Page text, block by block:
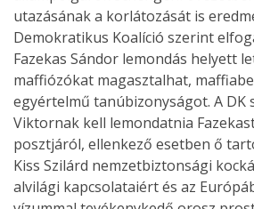
utazásának a korlátozását is
Demokratikus Koalíció szerint
Fazekas Sándor lemondás helyett
maffiózókat magasztalhat,
egyértelmű tanúbizonyságot. A DK
Viktornak kell lemondatnia
posztjáról, ellenkező esetben ő
Kiss Szilárd nemzetbiztonsági
alvilági kapcsolataiért és az